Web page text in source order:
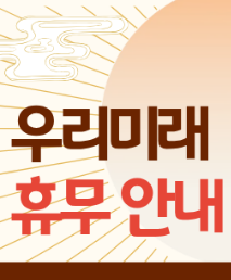
사이트맵
우리가만드는미래
사업소개
걸어온길
오시는길
문화유산활용
문화유산활용사업
사업실적
소개
우리가만드
는미래
사업소개
걸어온길
오시는길
문화유산활
용
문화유산활
용사업
사업실적
역사문화콘텐
츠
역사문화교육
콘텐츠
교재/교구
메인